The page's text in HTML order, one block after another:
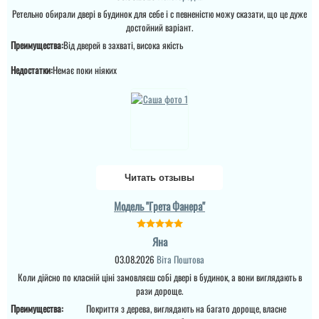
відпадають всі питання
які двері повинні бути в
Міла
Вітаю! Замовляли тут
вхідні двері в будинок і
Ретельно обирали двері в будинок для себе і с певненістю можу сказати, що це дуже
достойний варіант.
Преимущества:Від дверей в захваті, висока якість
Недостатки:Немає поки ніяких
Читать отзывы
Модель "Грета Фанера"
Яна
03.08.2026 Віта Поштова
Коли дійсно по класній ціні замовляєш собі двері в будинок, а вони виглядають в
рази дороще.
Преимущества:
Покриття з дерева, виглядають на багато дороще, власне